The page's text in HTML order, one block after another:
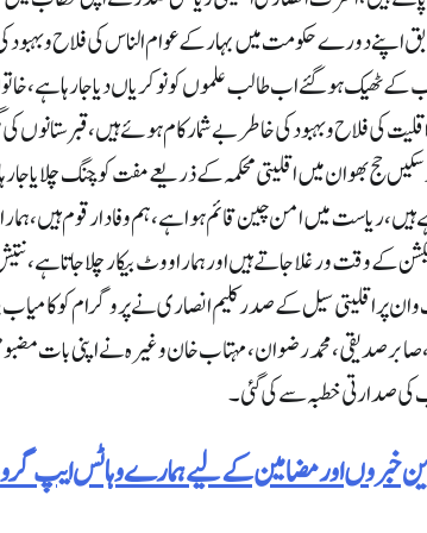
دورے حکومت میں بہار کے عوام الناس کی فلاح و بہبود
کب کے ٹھیک ہو گئے اب طالب علموں کو نوکریاں دیا جارہا
کی فلاح و بہبود کی خاطر بے شمار کام ہوئے ہیں ،قبرستانوں
حج بھوان میں اقلیتی محکمہ کے ذریعے مفت كوچنگ چلایا
ریاست میں امن چین قائم ہوا ہے، ہم وفادار قوم ہیں ، ہمارا
کے وقت ورغلا جاتے ہیں اور ہمارا ووٹ بیکار چلا جاتا ہے،
پر اقلیتی سیل کے صدر کلیم انصاری نے پروگرام کو کا میاب
، صابر صدیقی، محمد رضوان، مہتاب خان وغیرہ نے اپنی بات
صدارتی خطبہ سے کی گئی۔
خبروں اور مضامین کے لیے ہمارے وہاٹس ایپ